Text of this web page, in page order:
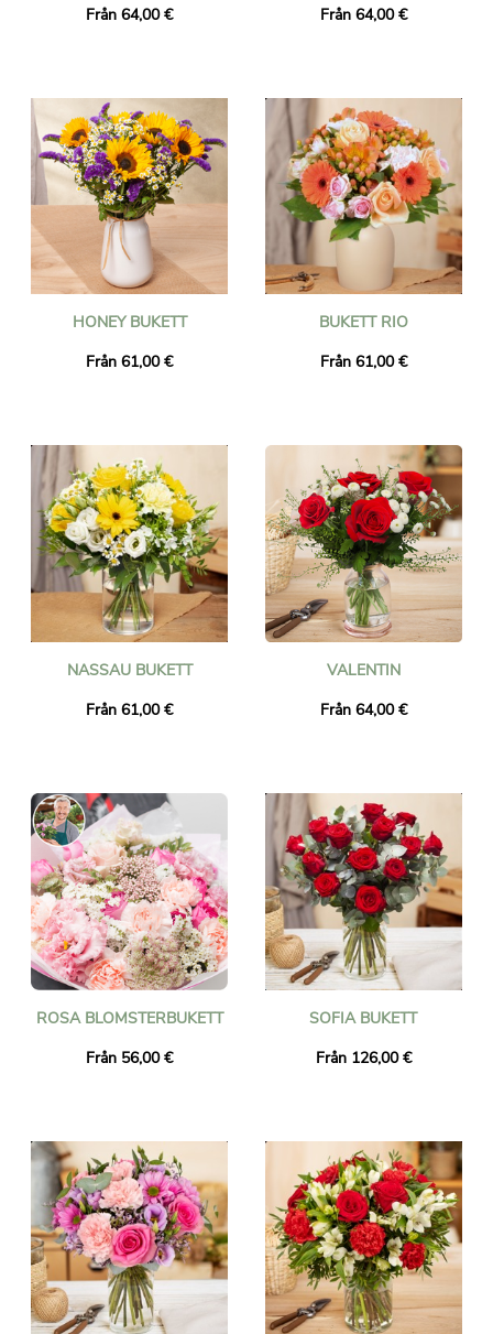
Från 64,00 €
Från 64,00 €
HONEY BUKETT
Från 61,00 €
BUKETT RIO
Från 61,00 €
NASSAU BUKETT
Från 61,00 €
VALENTIN
Från 64,00 €
ROSA BLOMSTERBUKETT
Från 56,00 €
SOFIA BUKETT
Från 126,00 €